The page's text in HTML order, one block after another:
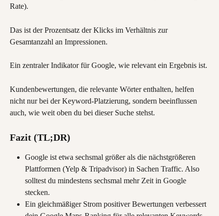
Rate).
Das ist der Prozentsatz der Klicks im Verhältnis zur
Gesamtanzahl an Impressionen.
Ein zentraler Indikator für Google, wie relevant ein Ergebnis ist.
Kundenbewertungen, die relevante Wörter enthalten, helfen
nicht nur bei der Keyword-Platzierung, sondern beeinflussen
auch, wie weit oben du bei dieser Suche stehst.
Fazit (TL;DR)
Google ist etwa sechsmal größer als die nächstgrößeren
Plattformen (Yelp & Tripadvisor) in Sachen Traffic. Also
solltest du mindestens sechsmal mehr Zeit in Google
stecken.
Ein gleichmäßiger Strom positiver Bewertungen verbessert